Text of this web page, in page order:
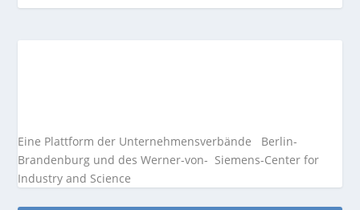
Eine Plattform der Unternehmensverbände Berlin-
Brandenburg und des Werner-von- Siemens-Center for
Industry and Science